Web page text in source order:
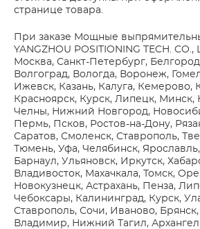
странице товара.
При заказе Мощные
YANGZHOU POSITIONING TECH. CO.,
Москва, Санкт-Петербург,
Волгоград, Вологда, Воронеж,
Ижевск, Казань, Калуга, Кемерово,
Красноярск, Курск, Липецк,
Челны, Нижний Новгород,
Пермь, Псков, Ростов-на-Дону,
Саратов, Смоленск, Ставрополь,
Тюмень, Уфа, Челябинск, Ярославль,
Барнаул, Ульяновск, Иркутск,
Владивосток, Махачкала, Томск,
Новокузнецк, Астрахань, Пенза,
Чебоксары, Калининград, Курск,
Ставрополь, Сочи, Иваново,
Владимир, Нижний Тагил,